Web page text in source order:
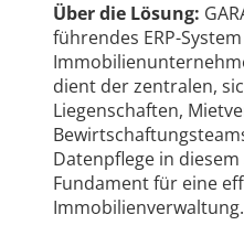
Über die Lösung:
führendes ERP-
dient der zentralen,
Liegenschaften,
Datenpflege in
Fundament für eine
Immobilienverwaltung.